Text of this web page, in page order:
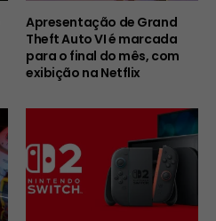
Apresentação de Grand
Theft Auto VI é marcada
para o final do mês, com
exibição na Netflix